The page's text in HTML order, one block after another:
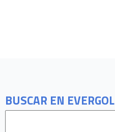
BUSCAR EN EVERGOL